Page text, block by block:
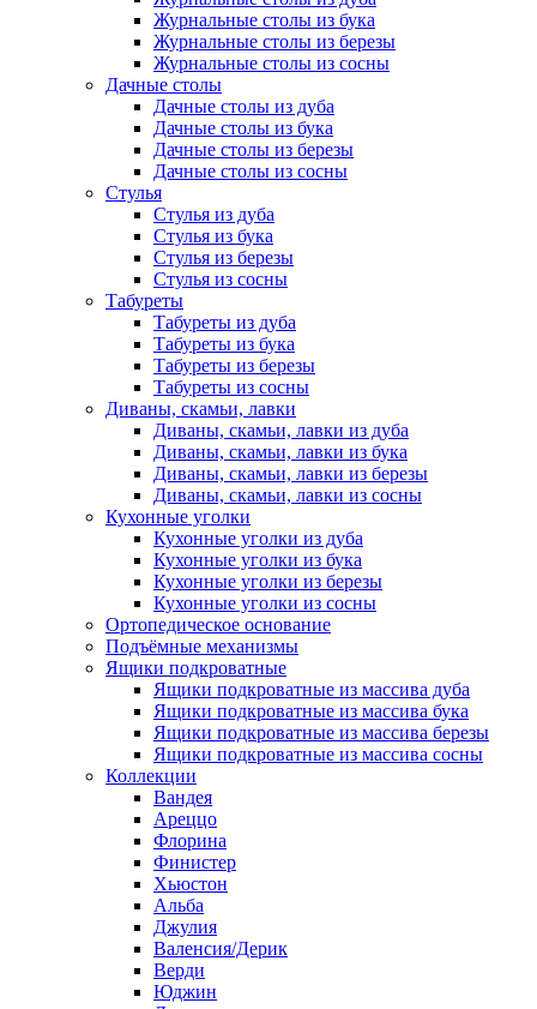
Журнальные столы из бука
Журнальные столы из березы
Журнальные столы из сосны
Дачные столы
Дачные столы из дуба
Дачные столы из бука
Дачные столы из березы
Дачные столы из сосны
Стулья
Стулья из дуба
Стулья из бука
Стулья из березы
Стулья из сосны
Табуреты
Табуреты из дуба
Табуреты из бука
Табуреты из березы
Табуреты из сосны
Диваны, скамьи, лавки
Диваны, скамьи, лавки из дуба
Диваны, скамьи, лавки из бука
Диваны, скамьи, лавки из березы
Диваны, скамьи, лавки из сосны
Кухонные уголки
Кухонные уголки из дуба
Кухонные уголки из бука
Кухонные уголки из березы
Кухонные уголки из сосны
Ортопедическое основание
Подъёмные механизмы
Ящики подкроватные
Ящики подкроватные из массива дуба
Ящики подкроватные из массива бука
Ящики подкроватные из массива березы
Ящики подкроватные из массива сосны
Коллекции
Вандея
Ареццо
Флорина
Финистер
Хьюстон
Альба
Джулия
Валенсия/Дерик
Верди
Юджин